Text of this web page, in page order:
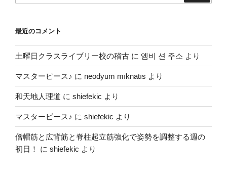
最近のコメント
土曜日クラスライブリー校の稽古 に 엠비 션 주소 より
マスターピース♪ に neodyum mıknatıs より
和天地人理道 に shiefekic より
マスターピース♪ に shiefekic より
僧帽筋と広背筋と脊柱起立筋強化で姿勢を調整する週の
初日！
に shiefekic より